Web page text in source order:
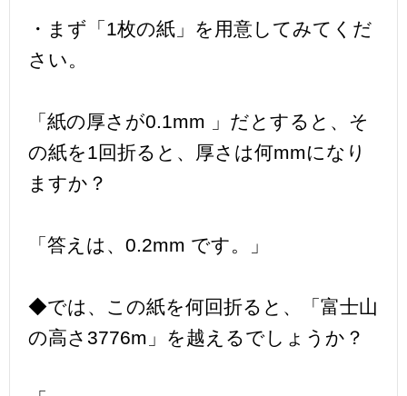
・まず「1枚の紙」を用意してみてくだ
さい。
「紙の厚さが0.1mm 」だとすると、そ
の紙を1回折ると、厚さは何mmになり
ますか？
「答えは、0.2mm です。」
◆では、この紙を何回折ると、「富士山
の高さ3776m」を越えるでしょうか？